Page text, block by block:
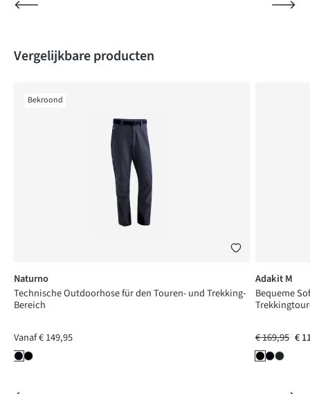
Produktgalerie überspringen
Vergelijkbare producten
Bekroond
Naturno
Technische Outdoorhose für den Touren- und Trekking-
Bereich
Vanaf€ 149,95
Adakit M
Bequeme
€ 169,95 €